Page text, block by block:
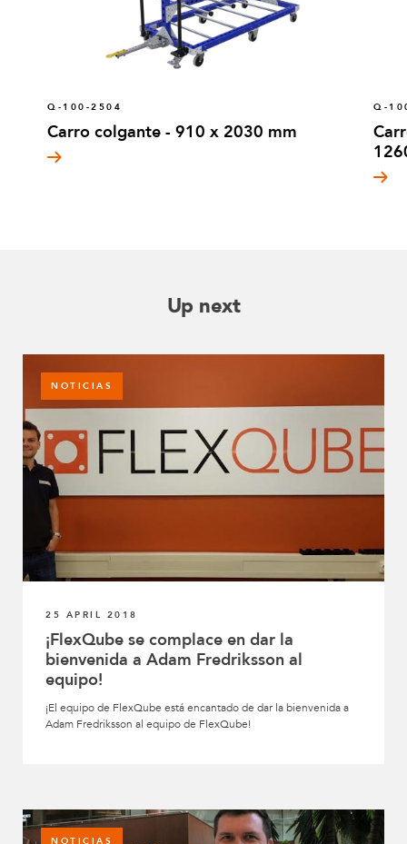
Q-100-2504
Carro colgante - 910 x 2030 mm
Q-
Up next
NOTICIAS
25 APRIL 2018
¡FlexQube se complace en dar la
bienvenida a Adam Fredriksson al
equipo!
¡El equipo de FlexQube está encantado de dar la bienvenida a
Adam Fredriksson al equipo de FlexQube!
NOTICIAS